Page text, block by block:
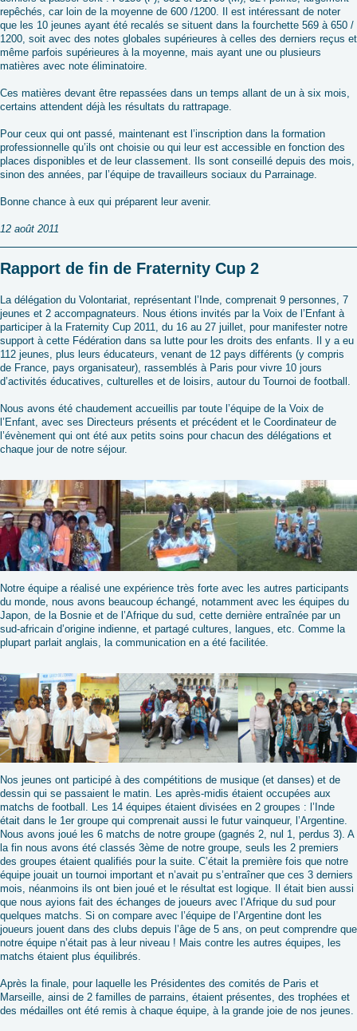
repêchés, car loin de la moyenne de 600 /1200. Il est intéressant de noter
que les 10 jeunes ayant été recalés se situent dans la fourchette 569 à 650 /
1200, soit avec des notes globales supérieures à celles des derniers reçus et
même parfois supérieures à la moyenne, mais ayant une ou plusieurs
matières avec note éliminatoire.
Ces matières devant être repassées dans un temps allant de un à six mois,
certains attendent déjà les résultats du rattrapage.
Pour ceux qui ont passé, maintenant est l’inscription dans la formation
professionnelle qu’ils ont choisie ou qui leur est accessible en fonction des
places disponibles et de leur classement. Ils sont conseillé depuis des mois,
sinon des années, par l’équipe de travailleurs sociaux du Parrainage.
Bonne chance à eux qui préparent leur avenir.
12 août 2011
Rapport de fin de Fraternity Cup 2
La délégation du Volontariat, représentant l’Inde, comprenait 9 personnes, 7
jeunes et 2 accompagnateurs. Nous étions invités par la Voix de l’Enfant à
participer à la Fraternity Cup 2011, du 16 au 27 juillet, pour manifester notre
support à cette Fédération dans sa lutte pour les droits des enfants. Il y a eu
112 jeunes, plus leurs éducateurs, venant de 12 pays différents (y compris
de France, pays organisateur), rassemblés à Paris pour vivre 10 jours
d’activités éducatives, culturelles et de loisirs, autour du Tournoi de football.
Nous avons été chaudement accueillis par toute l’équipe de la Voix de
l’Enfant, avec ses Directeurs présents et précédent et le Coordinateur de
l’évènement qui ont été aux petits soins pour chacun des délégations et
chaque jour de notre séjour.
Notre équipe a réalisé une expérience très forte avec les autres participants
du monde, nous avons beaucoup échangé, notamment avec les équipes du
Japon, de la Bosnie et de l’Afrique du sud, cette dernière entraînée par un
sud-africain d’origine indienne, et partagé cultures, langues, etc. Comme la
plupart parlait anglais, la communication en a été facilitée.
Nos jeunes ont participé à des compétitions de musique (et danses) et de
dessin qui se passaient le matin. Les après-midis étaient occupées aux
matchs de football. Les 14 équipes étaient divisées en 2 groupes : l’Inde
était dans le 1er groupe qui comprenait aussi le futur vainqueur, l’Argentine.
Nous avons joué les 6 matchs de notre groupe (gagnés 2, nul 1, perdus 3). A
la fin nous avons été classés 3ème de notre groupe, seuls les 2 premiers
des groupes étaient qualifiés pour la suite. C’était la première fois que notre
équipe jouait un tournoi important et n’avait pu s’entraîner que ces 3 derniers
mois, néanmoins ils ont bien joué et le résultat est logique. Il était bien aussi
que nous ayions fait des échanges de joueurs avec l’Afrique du sud pour
quelques matchs. Si on compare avec l’équipe de l’Argentine dont les
joueurs jouent dans des clubs depuis l’âge de 5 ans, on peut comprendre que
notre équipe n’était pas à leur niveau ! Mais contre les autres équipes, les
matchs étaient plus équilibrés.
Après la finale, pour laquelle les Présidentes des comités de Paris et
Marseille, ainsi de 2 familles de parrains, étaient présentes, des trophées et
des médailles ont été remis à chaque équipe, à la grande joie de nos jeunes.